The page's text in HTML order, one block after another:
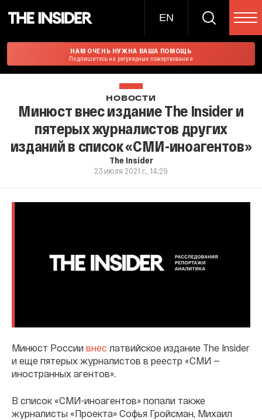
EN
НАМ ОЧЕНЬ НУЖНА ВАША ПОМОЩЬ
Подпишитесь на регулярные пожертвования
НОВОСТИ
Минюст внес издание The Insider и
пятерых журналистов других
изданий в список «СМИ-иноагентов»
The Insider
23 июля 2021 г., 14:29
Минюст России внес латвийское издание The Insider
и еще пятерых журналистов в реестр «СМИ —
иностранных агентов».
В список «СМИ-иноагентов» попали также
журналисты «Проекта» Софья Гройсман, Михаил